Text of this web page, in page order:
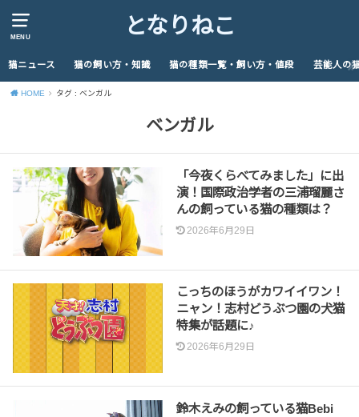
MENU となりねこ
猫ニュース 猫の飼い方・知識 猫の種類一覧・飼い方・値段 芸能人の
HOME タグ : ベンガル
ベンガル
「今夜くらべてみました」に出
演！国際政治学者の三浦瑠麗さ
んの飼っている猫の種類は？
2026年6月29日
こっちのほうがカワイイワン！
ニャン！志村どうぶつ園の犬猫
特集が話題に♪
2026年6月29日
鈴木えみの飼っている猫Bebi